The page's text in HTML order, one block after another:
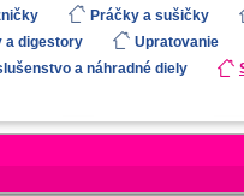
Práčky a sušičky
a digestory
Upratovanie
a náhradné diely